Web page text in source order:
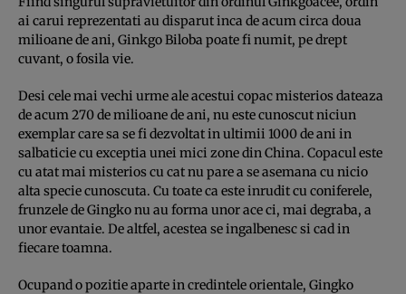
ai carui reprezentati au disparut inca de acum circa doua
milioane de ani, Ginkgo Biloba poate fi numit, pe drept
cuvant, o fosila vie.
Desi cele mai vechi urme ale acestui copac misterios dateaza
de acum 270 de milioane de ani, nu este cunoscut niciun
exemplar care sa se fi dezvoltat in ultimii 1000 de ani in
salbaticie cu exceptia unei mici zone din China. Copacul este
cu atat mai misterios cu cat nu pare a se asemana cu nicio
alta specie cunoscuta. Cu toate ca este inrudit cu coniferele,
frunzele de Gingko nu au forma unor ace ci, mai degraba, a
unor evantaie. De altfel, acestea se ingalbenesc si cad in
fiecare toamna.
Ocupand o pozitie aparte in credintele orientale, Gingko